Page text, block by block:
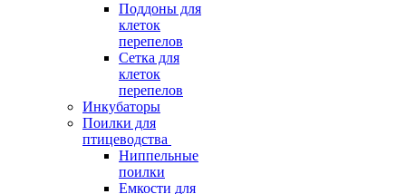
Поддоны для
клеток
перепелов
Сетка для
клеток
перепелов
Инкубаторы
Поилки для
птицеводства
Ниппельные
поилки
Емкости для